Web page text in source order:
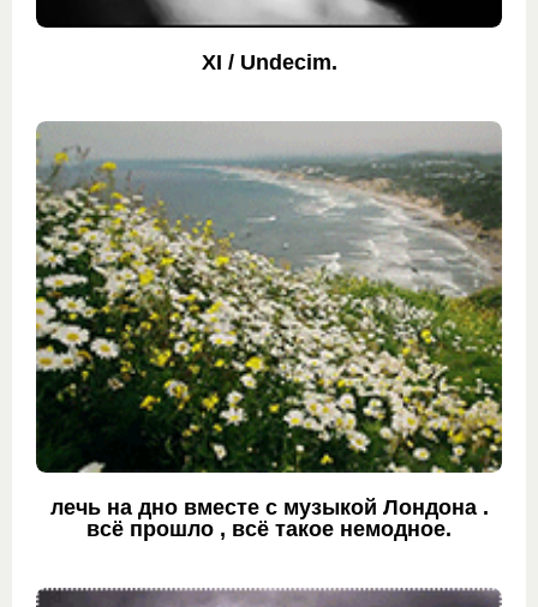
XI / Undecim.
лечь на дно вместе с музыкой Лондона .
всё прошло , всё такое немодное.